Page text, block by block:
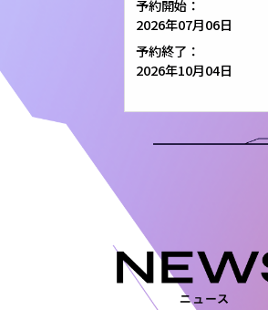
予約開始：
2026年07月06日
予約終了：
2026年10月04日